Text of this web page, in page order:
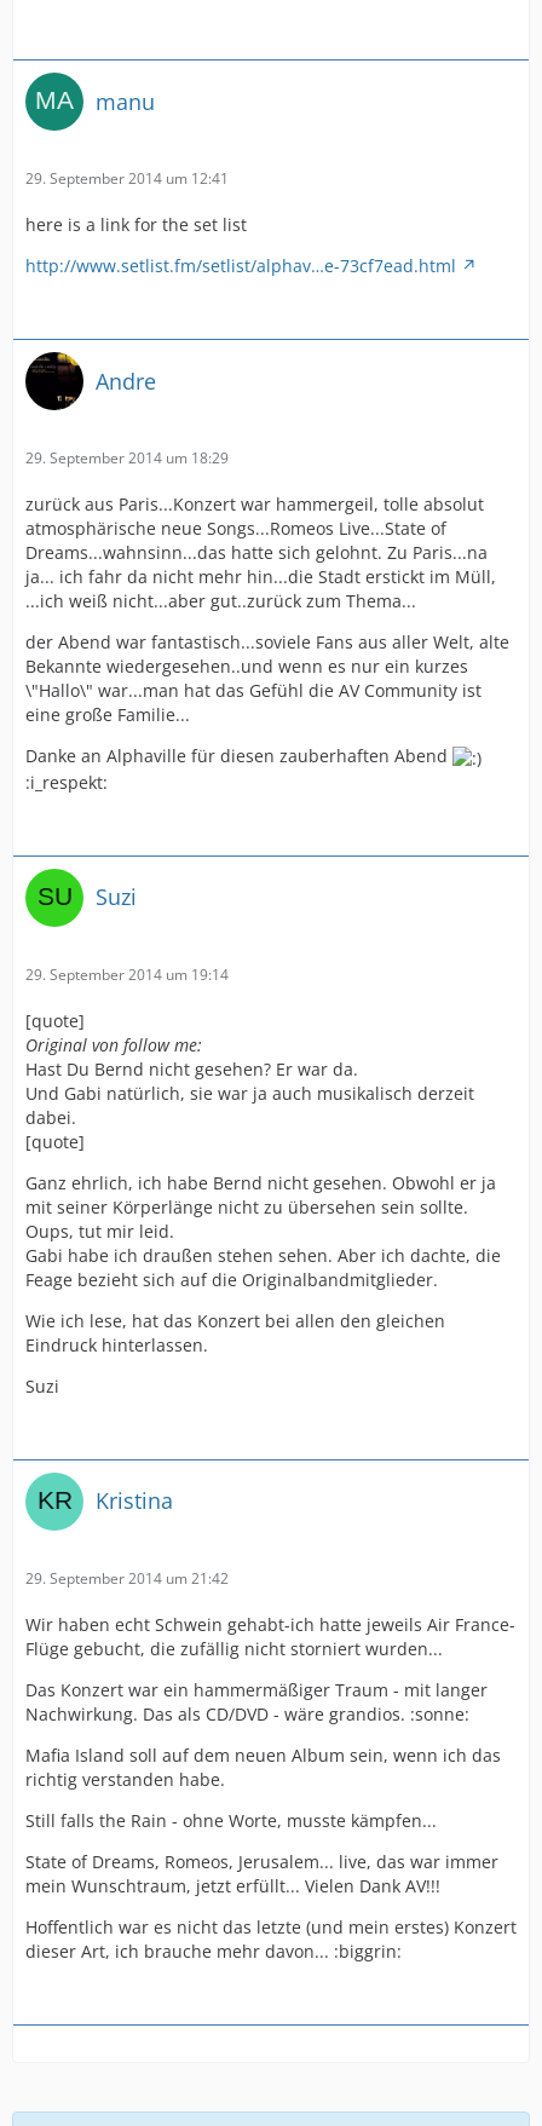
manu
29. September 2014 um 12:41
here is a link for the set list
http://www.setlist.fm/setlist/alphav…e-73cf7ead.html
Andre
29. September 2014 um 18:29
zurück aus Paris...Konzert war hammergeil, tolle absolut
atmosphärische neue Songs...Romeos Live...State of
Dreams...wahnsinn...das hatte sich gelohnt. Zu Paris...na
ja... ich fahr da nicht mehr hin...die Stadt erstickt im Müll,
...ich weiß nicht...aber gut..zurück zum Thema...
der Abend war fantastisch...soviele Fans aus aller Welt, alte
Bekannte wiedergesehen..und wenn es nur ein kurzes
\"Hallo\" war...man hat das Gefühl die AV Community ist
eine große Familie...
Danke an Alphaville für diesen zauberhaften Abend
:i_respekt:
Suzi
29. September 2014 um 19:14
[quote]
Original von follow me:
Hast Du Bernd nicht gesehen? Er war da.
Und Gabi natürlich, sie war ja auch musikalisch derzeit
dabei.
[quote]
Ganz ehrlich, ich habe Bernd nicht gesehen. Obwohl er ja
mit seiner Körperlänge nicht zu übersehen sein sollte.
Oups, tut mir leid.
Gabi habe ich draußen stehen sehen. Aber ich dachte, die
Feage bezieht sich auf die Originalbandmitglieder.
Wie ich lese, hat das Konzert bei allen den gleichen
Eindruck hinterlassen.
Suzi
Kristina
29. September 2014 um 21:42
Wir haben echt Schwein gehabt-ich hatte jeweils Air France-
Flüge gebucht, die zufällig nicht storniert wurden...
Das Konzert war ein hammermäßiger Traum - mit langer
Nachwirkung. Das als CD/DVD - wäre grandios. :sonne:
Mafia Island soll auf dem neuen Album sein, wenn ich das
richtig verstanden habe.
Still falls the Rain - ohne Worte, musste kämpfen...
State of Dreams, Romeos, Jerusalem... live, das war immer
mein Wunschtraum, jetzt erfüllt... Vielen Dank AV!!!
Hoffentlich war es nicht das letzte (und mein erstes) Konzert
dieser Art, ich brauche mehr davon... :biggrin: